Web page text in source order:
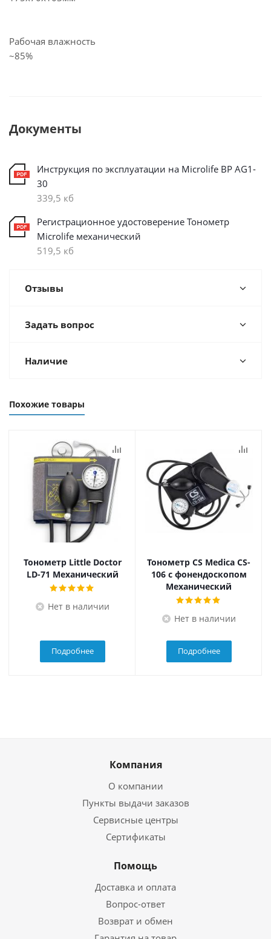
Рабочая влажность
~85%
Документы
Инструкция по эксплуатации на Microlife BP AG1-
30
339,5 кб
Регистрационное удостоверение Тонометр
Microlife механический
519,5 кб
Отзывы
Задать вопрос
Наличие
Похожие товары
Тонометр Little Doctor
LD-71 Механический
Нет в наличии
Подробнее
Тонометр CS Medica CS-
106 с фонендоскопом
Механический
Нет в наличии
Подробнее
Компания
О компании
Пункты выдачи заказов
Сервисные центры
Сертификаты
Помощь
Доставка и оплата
Вопрос-ответ
Возврат и обмен